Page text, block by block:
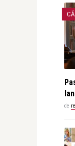
de